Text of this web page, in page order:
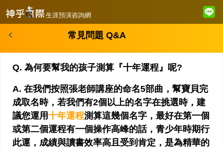
生涯預演咨詢網
常見問題 Q&A
Q. 為何要幫我的孩子測算『十年運程』呢?
A. 在我們按照張老師講座的命名5部曲，幫寶貝完
成取名時，若我們有2個以上的名字在挑選時，建
議您運用十年運程測算這幾個名字，最好在第一個
或第二個運程有一個操作高峰的話，青少年時期行
此運，成績與讀書效率高且受到肯定，是為精華的